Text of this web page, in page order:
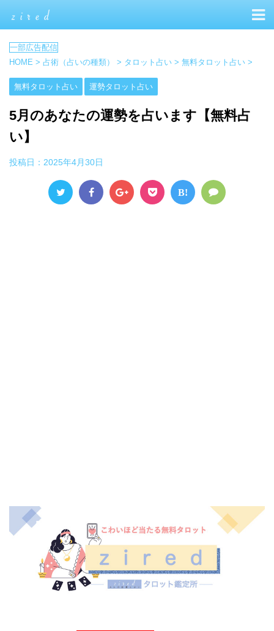
HOME > 占術（占いの種類） > タロット占い > 無料タロット占い >
無料タロット占い 運勢タロット占い
5月のあなたの運勢を占います【無料占
い】
投稿日： 2025年4月30日
B!